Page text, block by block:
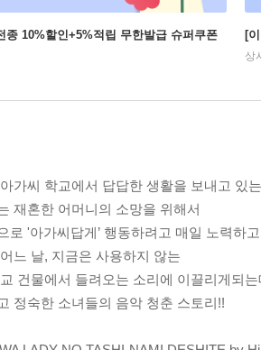
종 10%할인+5%적립 무한발급 슈퍼쿠폰 [
상
가씨 학교에서 답답한 생활을 보내고 있
재혼한 어머니의 소망을 위해서
로 '아가씨답게’ 행동하려고 매일 노력하
느 날, 지금은 사용하지 않는
건물에서 들려오는 소리에 이끌리게되는
정숙한 소녀들의 음악 청춘 스토리!!